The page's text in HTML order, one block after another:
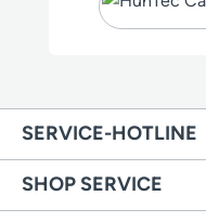
SERVICE-HOTLINE
SHOP SERVICE